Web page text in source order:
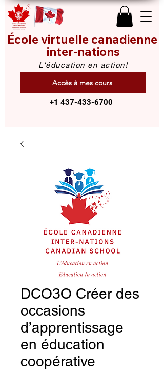
École virtuelle canadienne
inter-nations
L'éducation en action!
+1 437-433-6700
Accès à mes cours
DCO3O Créer des
occasions
d’apprentissage
en éducation
coopérative